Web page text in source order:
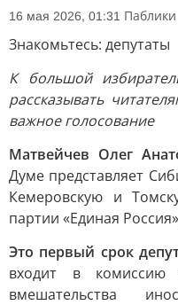
16 мая 2026, 01:31 Паблики
Знакомьтесь: депутаты
К большой
рассказывать
важное голосование
Матвейчев Олег
Думе представляет
Кемеровскую и
партии «Единая
Это первый срок
входит в комиссию
вмешательства